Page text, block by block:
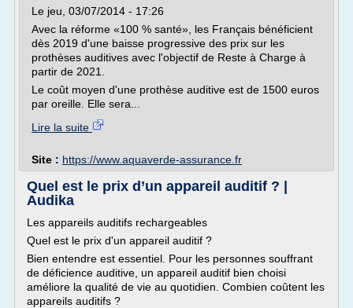
Le jeu, 03/07/2014 - 17:26
Avec la réforme «100 % santé», les Français bénéficient
dès 2019 d'une baisse progressive des prix sur les
prothèses auditives avec l'objectif de Reste à Charge à
partir de 2021.
Le coût moyen d'une prothèse auditive est de 1500 euros
par oreille. Elle sera...
Lire la suite
Site : https://www.aquaverde-assurance.fr
Quel est le prix d’un appareil auditif ? |
Audika
Les appareils auditifs rechargeables
Quel est le prix d'un appareil auditif ?
Bien entendre est essentiel. Pour les personnes souffrant
de déficience auditive, un appareil auditif bien choisi
améliore la qualité de vie au quotidien. Combien coûtent les
appareils auditifs ?